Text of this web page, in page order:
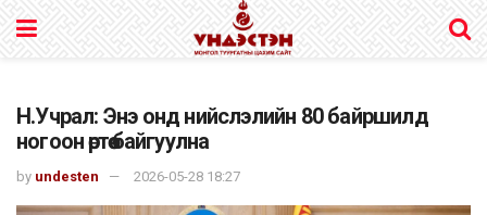
Н.Учрал: Энэ онд нийслэлийн 80 байршилд
ногоон өртөө байгуулна
by undesten 2026-05-28 18:27